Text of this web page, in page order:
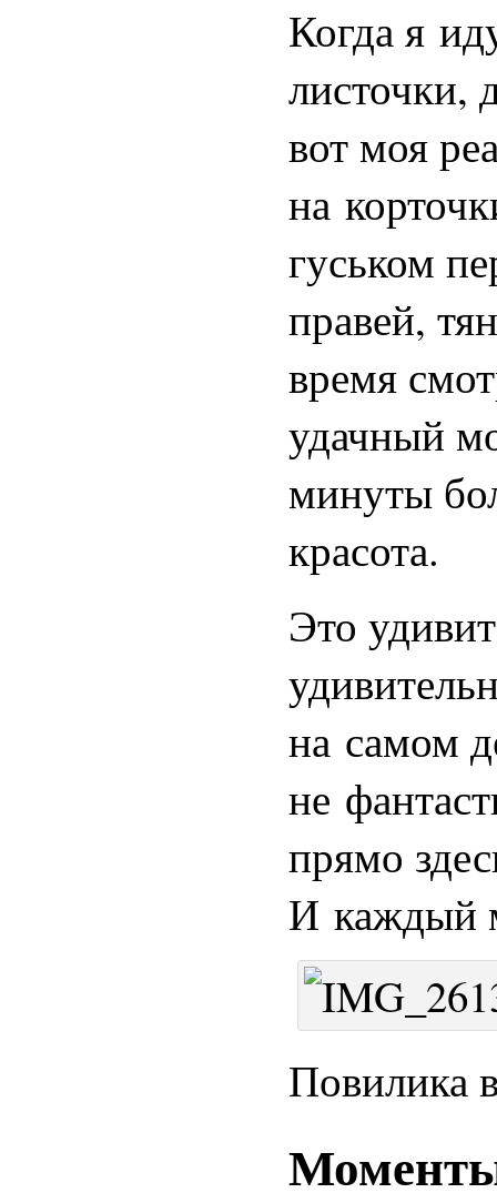
Когда я
листочки,
вот моя
на
гуськом
правей,
время
удачный
минуты
красота.
Это
на самом
не
прямо
И каждый
Повилика